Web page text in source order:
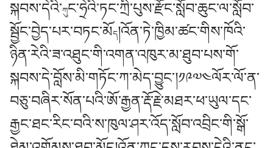
སྐབས་དེའི་ཀུང་ཧྲེའི་ཏང་ཀྲི་པུས་རྫོང་སློབ་ཆུང་ལ་སློབ་
སྦྱོང་བྱེད་པར་བཏང་མོད།འོན་ཏེ་ཁྱིམ་ཚང་གིས་ཁོའི་
ཉིན་རེའི་ཟ་འཐུང་གི་འགན་འཁུར་མ་ཐུབ་པས་གོ་
སྐབས་དེ་བློས་མི་གཏོང་ཀ་མེད་བྱུང་།༡༩༧༤ལོར་ལོ་ན་
བཅུ་བཞིར་སོན་པའི་ཨོ་རྒྱན་རྡོ་རྗེ་མཐར་ཕ་ཡུལ་དང་
རྒྱང་ཐང་རིང་བའི་ས་ཁུལ་ཤར་འོད་སློབ་འབྲིང་གི་སྒོ་